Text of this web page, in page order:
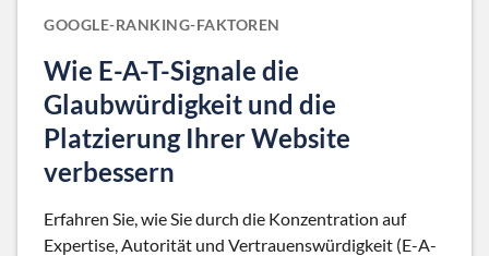
GOOGLE-RANKING-FAKTOREN
Wie E-A-T-Signale die
Glaubwürdigkeit und die
Platzierung Ihrer Website
verbessern
Erfahren Sie, wie Sie durch die Konzentration auf
Expertise, Autorität und Vertrauenswürdigkeit (E-A-